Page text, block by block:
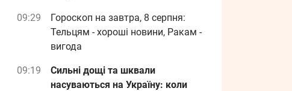
09:29
Гороскоп на завтра, 8 серпня:
Тельцям - хороші новини, Ракам -
вигода
09:19
Сильні дощі та шквали
насуваються на Україну: коли